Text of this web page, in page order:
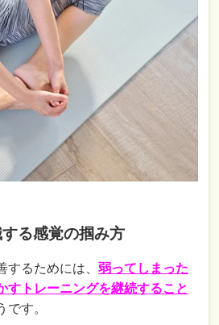
る感覚の掴み方
するためには、弱ってしまった
すトレーニングを継続すること
です。